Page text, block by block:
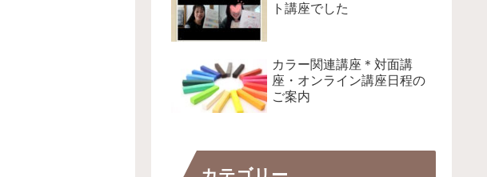
ト講座でした
カラー関連講座＊対面講
座・オンライン講座日程の
ご案内